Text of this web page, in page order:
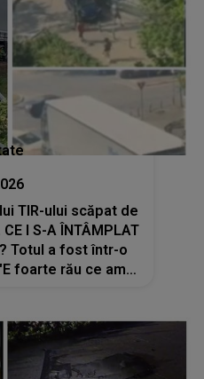
TIR-ului scăpat de
I S-A ÎNTÂMPLAT
Totul a fost într-o
foarte rău ce am